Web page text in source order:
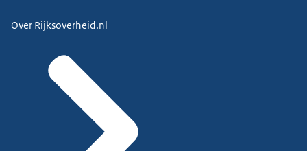
Over Rijksoverheid.nl